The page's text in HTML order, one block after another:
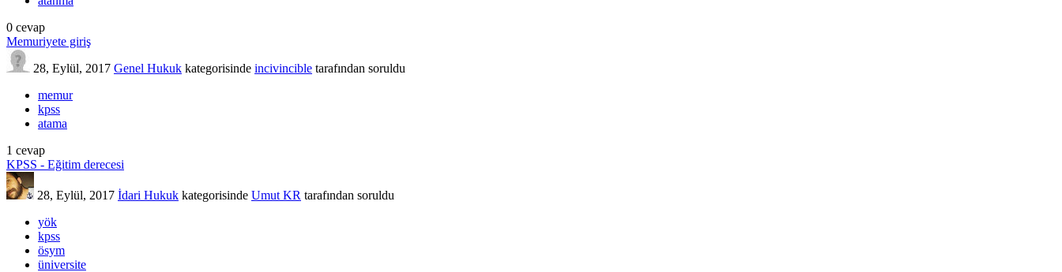
0 cevap
Memuriyete giriş
28, Eylül, 2017 Genel Hukuk kategorisinde incivincible tarafından soruldu
memur
kpss
atama
1 cevap
KPSS - Eğitim derecesi
28, Eylül, 2017 İdari Hukuk kategorisinde Umut KR tarafından soruldu
yök
kpss
ösym
üniversite